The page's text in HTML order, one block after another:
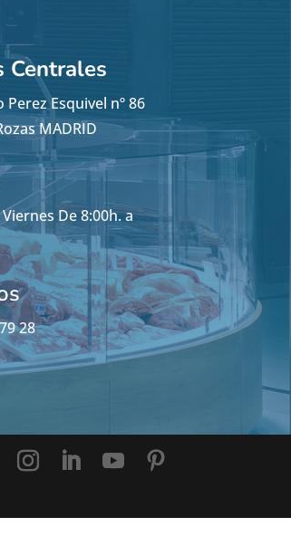
Centrales
Perez Esquivel nº 86
MADRID
De 8:00h. a
28